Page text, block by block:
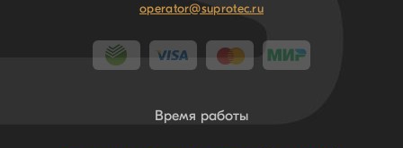
operator@suprotec.ru
Время работы